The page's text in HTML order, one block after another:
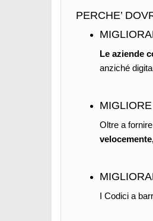
PERCHE’
Le aziende
anziché
Oltre a
I Codici a